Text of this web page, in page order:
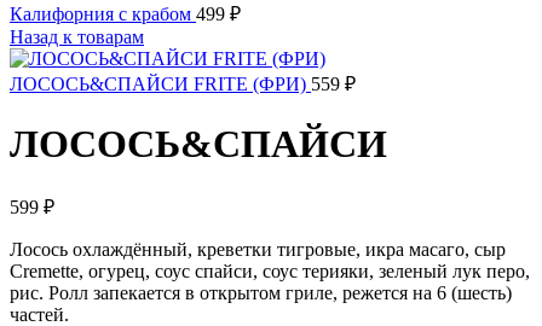
Калифорния с крабом 499 ₽
Назад к товарам
ЛОСОСЬ&СПАЙСИ FRITE (ФРИ) 559 ₽
ЛОСОСЬ&СПАЙСИ
599 ₽
Лосось охлаждённый, креветки тигровые, икра масаго, сыр
Cremette, огурец, соус спайси, соус терияки, зеленый лук перо,
рис. Ролл запекается в открытом гриле, режется на 6 (шесть)
частей.